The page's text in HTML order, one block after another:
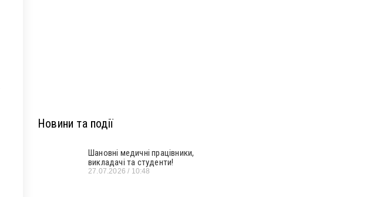
Новини та події
Шановні медичні працівники,
викладачі та студенти!
27.07.2026 10:48